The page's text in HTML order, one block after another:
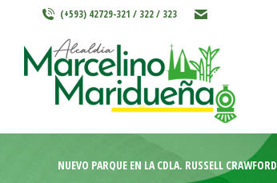
(+593) 42729-321 / 322 / 323
NUEVO PARQUE EN LA CDLA. RUSSELL CRAWFORD